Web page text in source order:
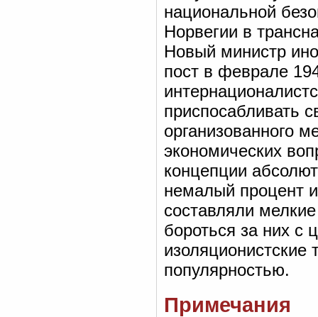
национальной
Норвегии в
Новый министр
пост в феврале
приспосабливать
организованного
экономических
концепции
немалый процент
составляли
бороться за них с
популярностью.
Примечания